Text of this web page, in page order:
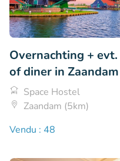
Overnachting +
of diner in Zaandam
Space Hostel
Zaandam (5km)
Vendu : 48